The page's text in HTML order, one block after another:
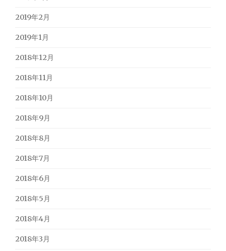
2019年2月
2019年1月
2018年12月
2018年11月
2018年10月
2018年9月
2018年8月
2018年7月
2018年6月
2018年5月
2018年4月
2018年3月